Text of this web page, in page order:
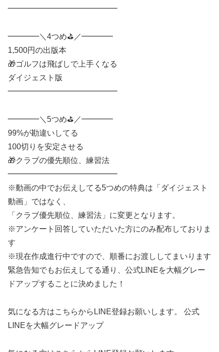
━━━━━━━━━━━━━━
━━━━＼4つめ⛳️／━━━━
1,500円の出版本
🎁ゴルフは飛ばしで上手くなる
ダイジェスト版
━━━━━━━━━━━━━━
━━━━＼5つめ⛳️／━━━━
99%が勘違いしてる
100切りを安定させる
🎁クラブの優先順位、練習法
━━━━━━━━━━━━━━
※動画の中でお伝えしてる5つめの特典は「ダイジェスト
動画」ではなく、
「クラブ優先順位、練習法」に変更となります。
※アンケート回答していただいた方にのみ配布しておりま
す
※現在作成進行中ですので、順番にお渡ししてまいります
緊急告知でもお伝えしてる通り、公式LINEを大幅グレー
ドアップすることに決めました！
気になる方はこちらからLINE登録お願いします。 公式
LINEを大幅グレードアップ